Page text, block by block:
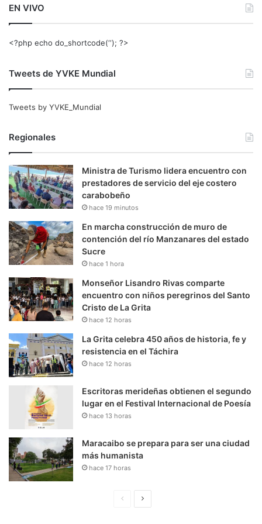
EN VIVO
<?php echo do_shortcode(‘‘); ?>
Tweets de YVKE Mundial
Tweets by YVKE_Mundial
Regionales
Ministra de Turismo lidera encuentro con
prestadores de servicio del eje costero
carabobeño
hace 19 minutos
En marcha construcción de muro de
contención del río Manzanares del estado
Sucre
hace 1 hora
Monseñor Lisandro Rivas comparte
encuentro con niños peregrinos del Santo
Cristo de La Grita
hace 12 horas
La Grita celebra 450 años de historia, fe y
resistencia en el Táchira
hace 12 horas
Escritoras merideñas obtienen el segundo
lugar en el Festival Internacional de Poesía
hace 13 horas
Maracaibo se prepara para ser una ciudad
más humanista
hace 17 horas